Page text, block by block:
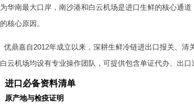
为华南最大口岸，南沙港和白云机场是进口生鲜的核心通
的核心原因。
优鼎嘉自2012年成立以来，深耕生鲜冷链进出口报关、清
白云机场均设有专业操作团队，可提供包含单证代办、出
进口必备资料清单
原产地与检疫证明